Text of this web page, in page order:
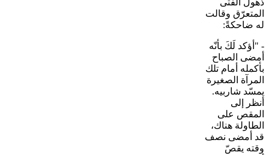
المتعرّق وقالت
له ضاحكةً:
- "أؤكد لَكَ بأنّه
أمضى الصباح
بأكمله أمام تلك
المرآة الصغيرة
يمسّد شاربيه.
أنظر إلى
المقص على
الطاولة هناك،
قد أمضى نصف
وقته يقصّ